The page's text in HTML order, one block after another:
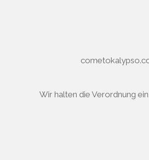
Wir halten die Verordnung